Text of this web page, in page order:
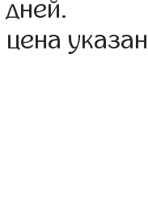
дней.
цена